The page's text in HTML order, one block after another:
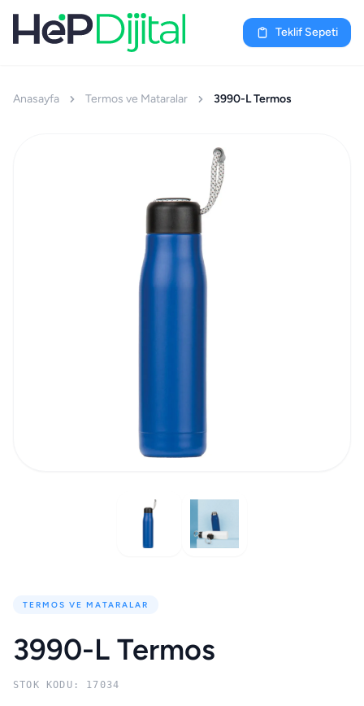
Teklif Sepeti
Anasayfa Termos ve Mataralar 3990-L Termos
TERMOS VE MATARALAR
3990-L Termos
STOK KODU: 17034